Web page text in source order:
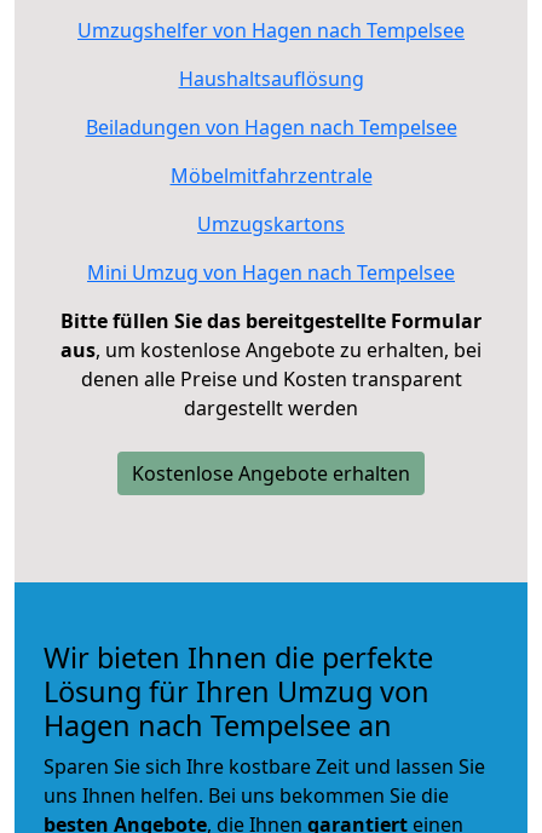
Umzugshelfer von Hagen nach Tempelsee
Haushaltsauflösung
Beiladungen von Hagen nach Tempelsee
Möbelmitfahrzentrale
Umzugskartons
Mini Umzug von Hagen nach Tempelsee
Bitte füllen Sie das bereitgestellte Formular
aus, um kostenlose Angebote zu erhalten, bei
denen alle Preise und Kosten transparent
dargestellt werden
Kostenlose Angebote erhalten
Wir bieten Ihnen die perfekte
Lösung für Ihren Umzug von
Hagen nach Tempelsee an
Sparen Sie sich Ihre kostbare Zeit und lassen Sie
uns Ihnen helfen. Bei uns bekommen Sie die
besten Angebote, die Ihnen garantiert einen